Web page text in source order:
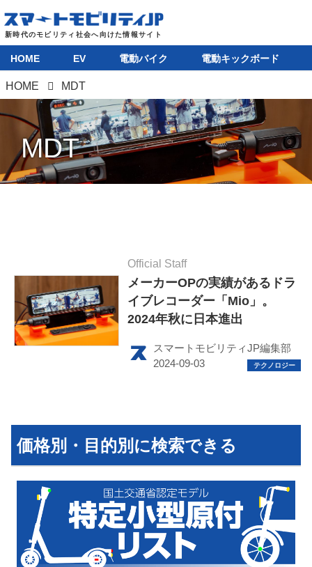
EV
電動バイク
電動キックボード
ライフスタイル
テクノロジー
HOME EV 電動バイク 電動キックボード
HOME MDT
MDT
Official Staff
メーカーOPの実績があるドラ
イブレコーダー「Mio」。
2024年秋に日本進出
スマートモビリティJP編集部
価格別・目的別に検索できる